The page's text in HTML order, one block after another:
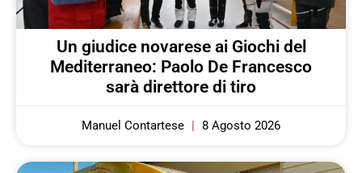
Un giudice novarese ai Giochi del
Mediterraneo: Paolo De Francesco
sarà direttore di tiro
Manuel Contartese 8 Agosto 2026